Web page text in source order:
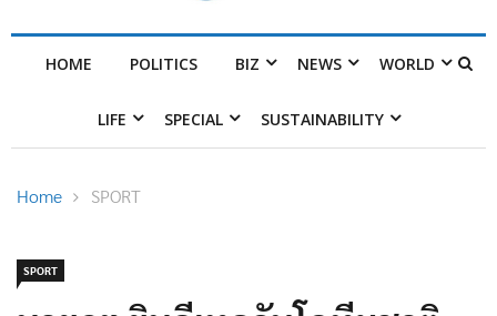
HOME POLITICS BIZ NEWS WORLD
LIFE SPECIAL SUSTAINABILITY
Home SPORT
SPORT